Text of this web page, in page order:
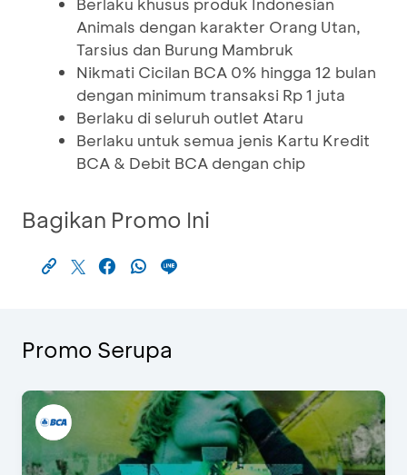
Animals dengan karakter Orang Utan,
Tarsius dan Burung Mambruk
Nikmati Cicilan BCA 0% hingga 12 bulan
dengan minimum transaksi Rp 1 juta
Berlaku di seluruh outlet Ataru
Berlaku untuk semua jenis Kartu Kredit
BCA & Debit BCA dengan chip
Bagikan Promo Ini
Promo Serupa